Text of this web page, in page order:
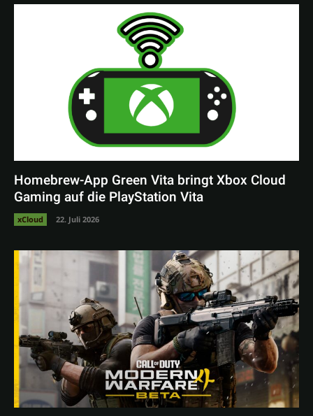
Homebrew-App Green Vita bringt Xbox Cloud
Gaming auf die PlayStation Vita
xCloud 22. Juli 2026